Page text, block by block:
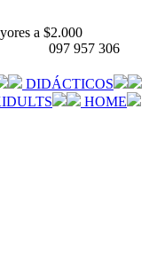
a $2.000
097 957 306
DIDÁCTICOS
HOME